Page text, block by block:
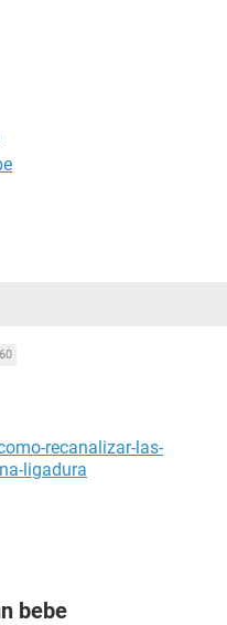
recanalizar-las-
ligadura
bebe